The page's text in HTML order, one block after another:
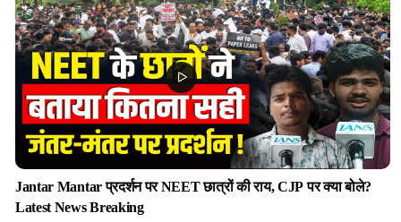
Jantar Mantar प्रदर्शन पर NEET छात्रों की राय, CJP पर क्या बोले?
Latest News Breaking